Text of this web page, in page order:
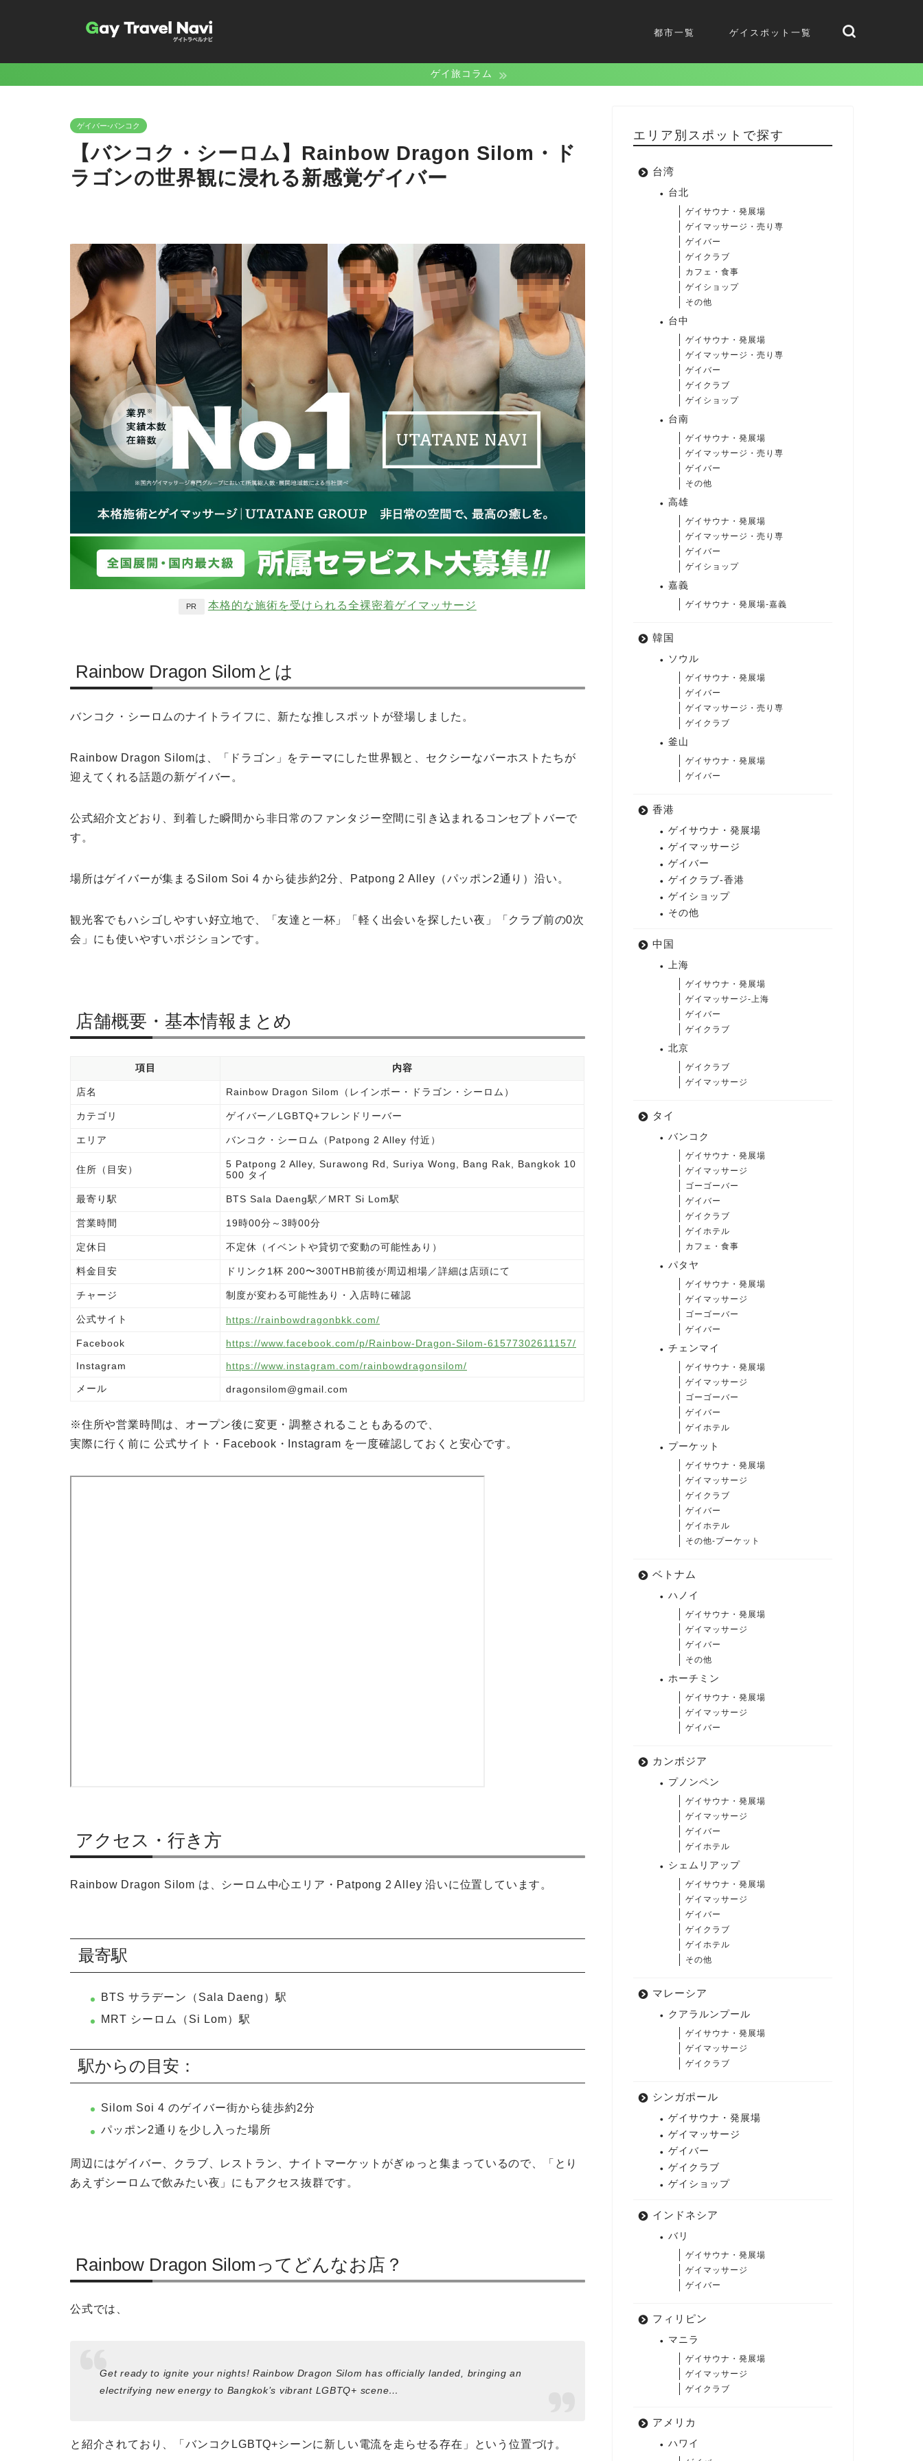
都市一覧 ゲイスポット一覧
ゲイ旅コラム
ゲイバー-バンコク
【バンコク・シーロム】Rainbow Dragon Silom・ド
ラゴンの世界観に浸れる新感覚ゲイバー
PR 本格的な施術を受けられる全裸密着ゲイマッサージ
Rainbow Dragon Silomとは
バンコク・シーロムのナイトライフに、新たな推しスポットが登場しました。
Rainbow Dragon Silomは、「ドラゴン」をテーマにした世界観と、セクシーなバーホストたちが
迎えてくれる話題の新ゲイバー。
公式紹介文どおり、到着した瞬間から非日常のファンタジー空間に引き込まれるコンセプトバーで
す。
場所はゲイバーが集まるSilom Soi 4 から徒歩約2分、Patpong 2 Alley（パッポン2通り）沿い。
観光客でもハシゴしやすい好立地で、「友達と一杯」「軽く出会いを探したい夜」「クラブ前の0次
会」にも使いやすいポジションです。
店舗概要・基本情報まとめ
項目 内容
店名 Rainbow Dragon Silom（レインボー・ドラゴン・シーロム）
カテゴリ ゲイバー／LGBTQ+フレンドリーバー
エリア バンコク・シーロム（Patpong 2 Alley 付近）
住所（目安）
5 Patpong 2 Alley, Surawong Rd, Suriya Wong, Bang Rak, Bangkok 10
500 タイ
最寄り駅 BTS Sala Daeng駅／MRT Si Lom駅
営業時間 19時00分～3時00分
定休日 不定休（イベントや貸切で変動の可能性あり）
料金目安 ドリンク1杯 200〜300THB前後が周辺相場／詳細は店頭にて
チャージ 制度が変わる可能性あり・入店時に確認
公式サイト https://rainbowdragonbkk.com/
Facebook https://www.facebook.com/p/Rainbow-Dragon-Silom-61577302611157/
Instagram https://www.instagram.com/rainbowdragonsilom/
メール dragonsilom@gmail.com
※住所や営業時間は、オープン後に変更・調整されることもあるので、
実際に行く前に 公式サイト・Facebook・Instagram を一度確認しておくと安心です。
アクセス・行き方
Rainbow Dragon Silom は、シーロム中心エリア・Patpong 2 Alley 沿いに位置しています。
最寄駅
BTS サラデーン（Sala Daeng）駅
MRT シーロム（Si Lom）駅
駅からの目安：
Silom Soi 4 のゲイバー街から徒歩約2分
パッポン2通りを少し入った場所
周辺にはゲイバー、クラブ、レストラン、ナイトマーケットがぎゅっと集まっているので、「とり
あえずシーロムで飲みたい夜」にもアクセス抜群です。
Rainbow Dragon Silomってどんなお店？
公式では、
Get ready to ignite your nights! Rainbow Dragon Silom has officially landed, bringing an
electrifying new energy to Bangkok’s vibrant LGBTQ+ scene…
と紹介されており、「バンコクLGBTQ+シーンに新しい電流を走らせる存在」という位置づけ。
エリア別スポットで探す
台湾
台北
ゲイサウナ・発展場
ゲイマッサージ・売り専
ゲイバー
ゲイクラブ
カフェ・食事
ゲイショップ
その他
台中
ゲイサウナ・発展場
ゲイマッサージ・売り専
ゲイバー
ゲイクラブ
ゲイショップ
台南
ゲイサウナ・発展場
ゲイマッサージ・売り専
ゲイバー
その他
高雄
ゲイサウナ・発展場
ゲイマッサージ・売り専
ゲイバー
ゲイショップ
嘉義
ゲイサウナ・発展場-嘉義
韓国
ソウル
ゲイサウナ・発展場
ゲイバー
ゲイマッサージ・売り専
ゲイクラブ
釜山
ゲイサウナ・発展場
ゲイバー
香港
ゲイサウナ・発展場
ゲイマッサージ
ゲイバー
ゲイクラブ-香港
ゲイショップ
その他
中国
上海
ゲイサウナ・発展場
ゲイマッサージ-上海
ゲイバー
ゲイクラブ
北京
ゲイクラブ
ゲイマッサージ
タイ
バンコク
ゲイサウナ・発展場
ゲイマッサージ
ゴーゴーバー
ゲイバー
ゲイクラブ
ゲイホテル
カフェ・食事
パタヤ
ゲイサウナ・発展場
ゲイマッサージ
ゴーゴーバー
ゲイバー
チェンマイ
ゲイサウナ・発展場
ゲイマッサージ
ゴーゴーバー
ゲイバー
ゲイホテル
プーケット
ゲイサウナ・発展場
ゲイマッサージ
ゲイクラブ
ゲイバー
ゲイホテル
その他-プーケット
ベトナム
ハノイ
ゲイサウナ・発展場
ゲイマッサージ
ゲイバー
その他
ホーチミン
ゲイサウナ・発展場
ゲイマッサージ
ゲイバー
カンボジア
プノンペン
ゲイサウナ・発展場
ゲイマッサージ
ゲイバー
ゲイホテル
シェムリアップ
ゲイサウナ・発展場
ゲイマッサージ
ゲイバー
ゲイクラブ
ゲイホテル
その他
マレーシア
クアラルンプール
ゲイサウナ・発展場
ゲイマッサージ
ゲイクラブ
シンガポール
ゲイサウナ・発展場
ゲイマッサージ
ゲイバー
ゲイクラブ
ゲイショップ
インドネシア
バリ
ゲイサウナ・発展場
ゲイマッサージ
ゲイバー
フィリピン
マニラ
ゲイサウナ・発展場
ゲイマッサージ
ゲイクラブ
アメリカ
ハワイ